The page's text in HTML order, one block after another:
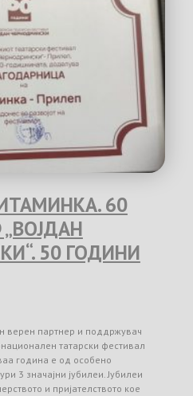
60
50 ГОДИНИ
верен партнер и поддржувач
татарски фестивал
година е од особено
3 значајни јубилеи. Јубилеи
и пријателството кое